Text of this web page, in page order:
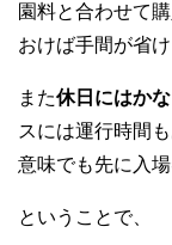
園料と合わせて
おけば手間が省
また休日にはか
スには運行時間
意味でも先に入
ということで、